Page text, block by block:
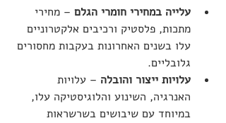
עלייה במחירי חומרי הגלם – מחירי
מתכות, פלסטיק ורכיבים אלקטרוניים
עלו בשנים האחרונות בעקבות מחסורים
גלובליים.
עלויות ייצור והובלה – עלויות
האנרגיה, השינוע והלוגיסטיקה עלו,
במיוחד עם שיבושים בשרשראות